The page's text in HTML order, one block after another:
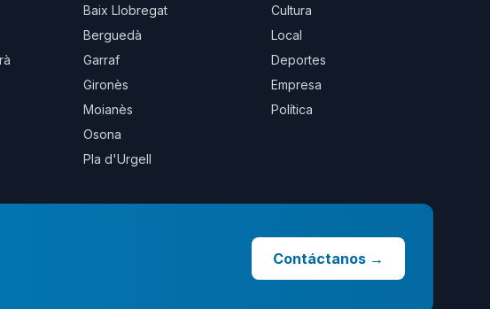
Baix Llobregat
Berguedà
Garraf
Gironès
Moianès
Osona
Pla d'Urgell
Cultura
Local
Deportes
Empresa
Política
Contáctanos →